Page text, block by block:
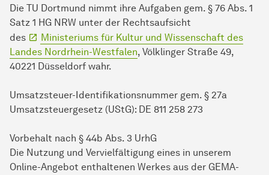
Die TU Dortmund nimmt ihre Aufgaben gem. § 76 Abs. 1
Satz 1 HG NRW unter der Rechtsaufsicht
des
Ministeriums für Kultur und Wissenschaft des
Landes Nordrhein-Westfalen, Völklinger Straße 49,
40221 Düsseldorf wahr.
Umsatzsteuer-Identifikationsnummer gem. § 27a
Umsatzsteuergesetz (UStG): DE 811 258 273
Vorbehalt nach § 44b Abs. 3 UrhG
Die Nutzung und Vervielfältigung eines in unserem
Online-Angebot enthaltenen Werkes aus der GEMA-